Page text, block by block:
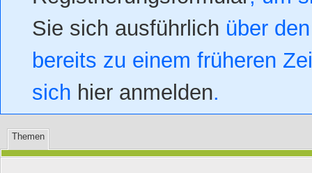
Sie sich ausführlich über
bereits zu einem früheren
sich hier anmelden.
Themen